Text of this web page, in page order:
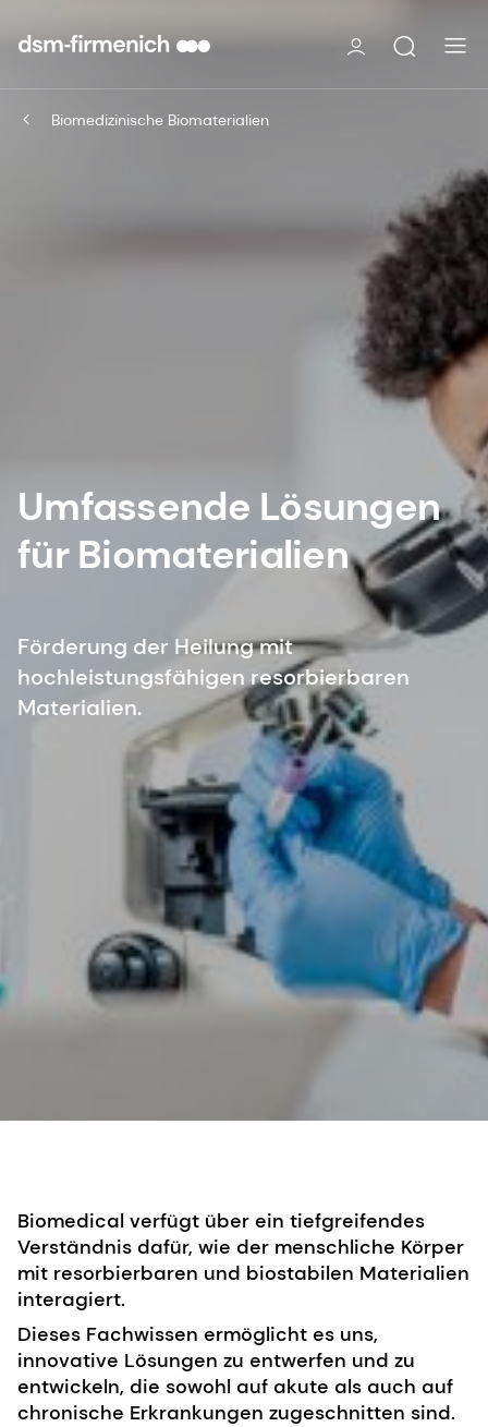
Biomedizinische Biomaterialien
Umfassende Lösungen
für Biomaterialien
Förderung der Heilung mit
hochleistungsfähigen resorbierbaren
Materialien.
Biomedical verfügt über ein tiefgreifendes
Verständnis dafür, wie der menschliche Körper
mit resorbierbaren und biostabilen Materialien
interagiert.
Dieses Fachwissen ermöglicht es uns,
innovative Lösungen zu entwerfen und zu
entwickeln, die sowohl auf akute als auch auf
chronische Erkrankungen zugeschnitten sind.